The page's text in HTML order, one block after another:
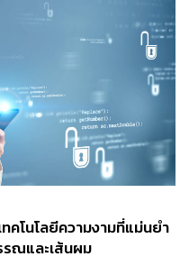
โนโลยีความงามที่แม่นยำ
รณและเส้นผม